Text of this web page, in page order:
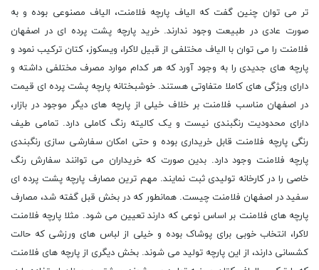
تر می توان چنین گفت که الیاف پارچه فلامنت، الیاف مصنوعی بوده و به
صورت عادی در طبیعت وجود ندارند. خرید پارچه پشت پرده ای در اصفهان
فلامنت را می توان با الیاف مختلفی از قبیل لاکرا، ویسکوز، کتان ترکیب نمود و
پارچه های جدیدی را به وجود آورد که هر کدام موارد مصرف مختلفی داشته و
دارای ویژگی های کاملا متفاوتی هستند. خوشبختانه پارچه پشت پرده ای قیمت
در اصفهان مناسب فلامنت بر خلاف خیلی از پارچه های دیگر موجود در بازار،
دارای محدودیت رنگبندی نیست و یک کالیته رنگ کاملی دارد. تمامی طیف
رنگی پارچه فلامنت قابل خریداری بوده و حتی امکان سفارشی سازی رنگبندی
پارچه فلامنت وجود دارد. بدین صورت که خریداران می توانند سفارش رنگ
خاصی را در کارخانه تولیدی ثبت نمایند. مهم ترین مصارف پارچه پشت پرده ای
سفید در اصفهان فلامنت چیست. همانطور که در بخش قبل گفته شد، مصارف
پارچه های فلامنت بر اساس نوعی که دارند تعیین می شود. مثلا پارچه فلامنت
لاکرا، انتخاب خوبی برای پوشاک بوده و خیلی از لباس های ورزشی که حالت
کشسانی دارند، از این پارچه تولید می شوند. بخش دیگری از پارچه های فلامنت